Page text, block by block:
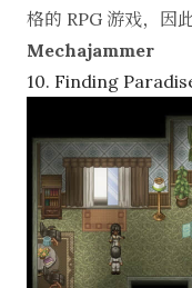
格的 RPG 游戏，因
Mechajammer
10. Finding